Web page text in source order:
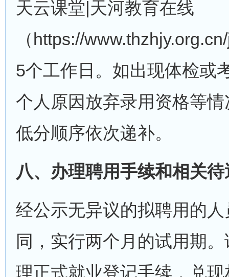
天云课堂|天河教育在线
（https://
5个工作日。如出现体检或
个人原因放弃录用资格等
低分顺序依次递补。
八、办理聘用手续和相关待
经公示无异议的拟聘用的
同，实行两个月的试用期
理正式就业登记手续，兑